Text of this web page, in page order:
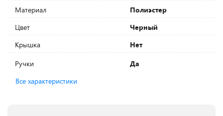
Материал
Полиэстер
Цвет
Черный
Крышка
Нет
Ручки
Да
Все характеристики